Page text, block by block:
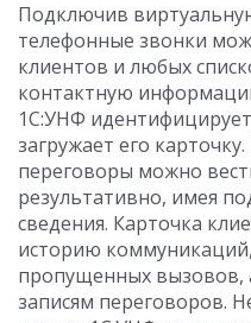
Подключив
телефонные звонки
клиентов и любых
контактную
1С:УНФ
загружает его
переговоры можно
результативно, имея
сведения. Карточка
историю
пропущенных вызовов,
записям переговоров.